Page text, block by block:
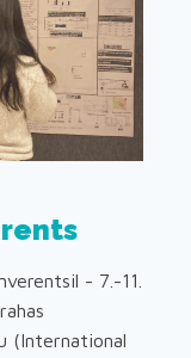
- 7.-11.
(International